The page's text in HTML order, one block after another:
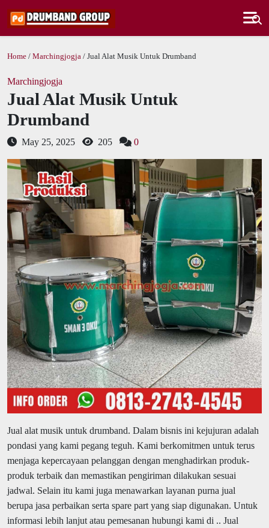
Home / Marchingjogja / Jual Alat Musik Untuk Drumband
Marchingjogja
Jual Alat Musik Untuk
Drumband
May 25, 2025 205 0
Jual alat musik untuk drumband. Dalam bisnis ini kejujuran adalah
pondasi yang kami pegang teguh. Kami berkomitmen untuk terus
menjaga kepercayaan pelanggan dengan menghadirkan produk-
produk terbaik dan memastikan pengiriman dilakukan sesuai
jadwal. Selain itu kami juga menawarkan layanan purna jual
berupa jasa perbaikan serta spare part yang siap digunakan. Untuk
informasi lebih lanjut atau pemesanan hubungi kami di .. Jual